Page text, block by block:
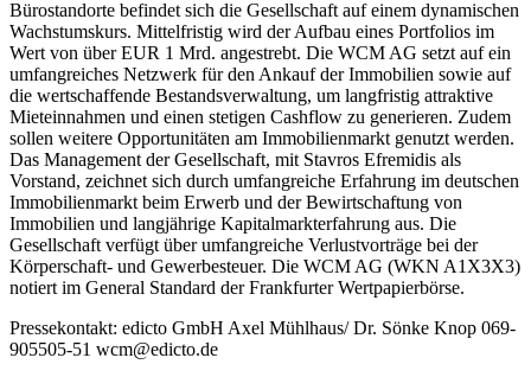
Bürostandorte befindet sich die Gesellschaft auf einem dynamischen
Wachstumskurs. Mittelfristig wird der Aufbau eines Portfolios im
Wert von über EUR 1 Mrd. angestrebt. Die WCM AG setzt auf ein
umfangreiches Netzwerk für den Ankauf der Immobilien sowie auf
die wertschaffende Bestandsverwaltung, um langfristig attraktive
Mieteinnahmen und einen stetigen Cashflow zu generieren. Zudem
sollen weitere Opportunitäten am Immobilienmarkt genutzt werden.
Das Management der Gesellschaft, mit Stavros Efremidis als
Vorstand, zeichnet sich durch umfangreiche Erfahrung im deutschen
Immobilienmarkt beim Erwerb und der Bewirtschaftung von
Immobilien und langjährige Kapitalmarkterfahrung aus. Die
Gesellschaft verfügt über umfangreiche Verlustvorträge bei der
Körperschaft- und Gewerbesteuer. Die WCM AG (WKN A1X3X3)
notiert im General Standard der Frankfurter Wertpapierbörse.
Pressekontakt: edicto GmbH Axel Mühlhaus/ Dr. Sönke Knop 069-
905505-51 wcm@edicto.de